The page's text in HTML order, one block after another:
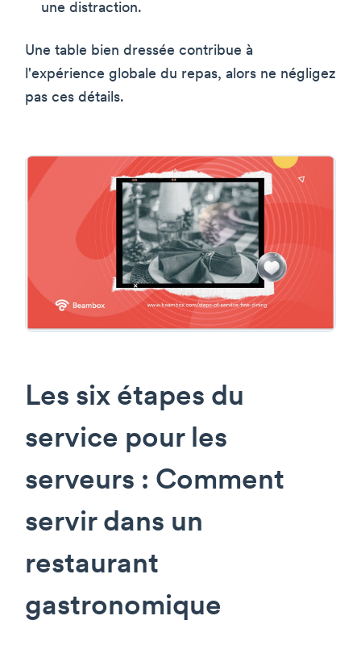
une distraction.
Une table bien dressée contribue à
l'expérience globale du repas, alors ne négligez
pas ces détails.
Les six étapes du
service pour les
serveurs : Comment
servir dans un
restaurant
gastronomique